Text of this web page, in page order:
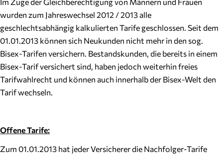
wurden zum Jahreswechsel 2012 / 2013 alle
geschlechtsabhängig kalkulierten Tarife geschlossen. Seit dem
01.01.2013 können sich Neukunden nicht mehr in den sog.
Bisex-Tarifen versichern. Bestandskunden, die bereits in einem
Bisex-Tarif versichert sind, haben jedoch weiterhin freies
Tarifwahlrecht und können auch innerhalb der Bisex-Welt den
Tarif wechseln.
Offene Tarife:
Zum 01.01.2013 hat jeder Versicherer die Nachfolger-Tarife